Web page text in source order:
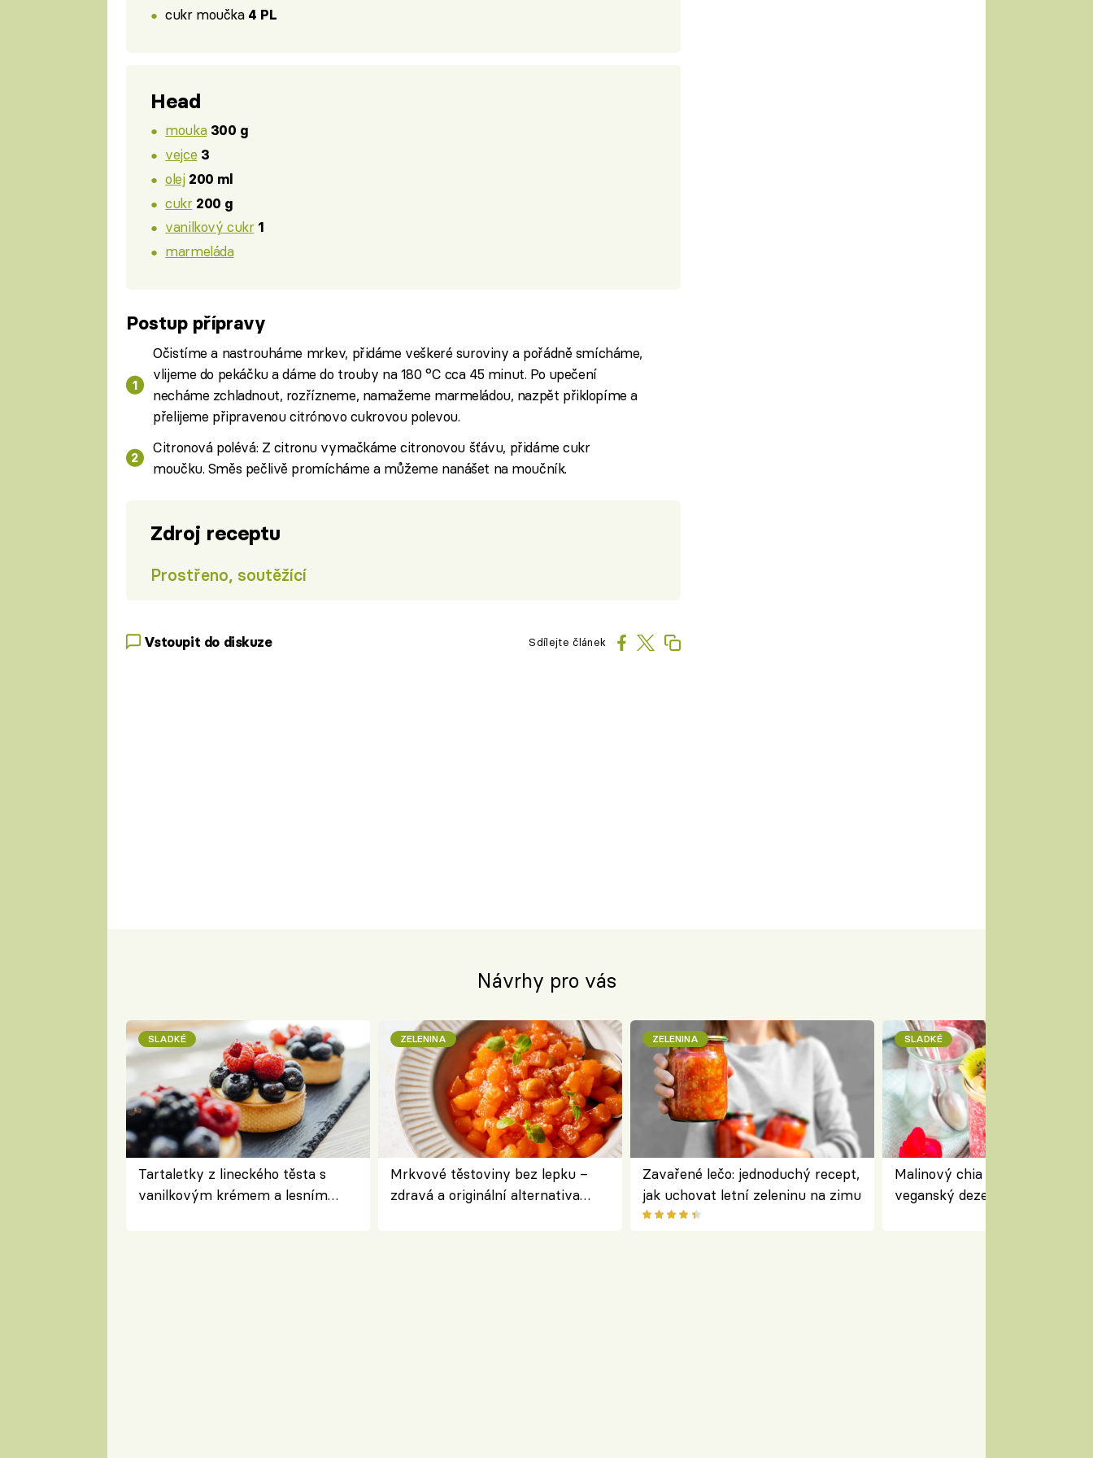
cukr moučka 4 PL
Head
mouka 300 g
vejce 3
olej 200 ml
cukr 200 g
vanilkový cukr 1
marmeláda
Postup přípravy
Očistíme a nastrouháme mrkev, přidáme veškeré suroviny a pořádně smícháme,
vlijeme do pekáčku a dáme do trouby na 180 °C cca 45 minut. Po upečení
necháme zchladnout, rozřízneme, namažeme marmeládou, nazpět přiklopíme a
přelijeme připravenou citrónovo cukrovou polevou.
Citronová polévá: Z citronu vymačkáme citronovou šťávu, přidáme cukr
moučku. Směs pečlivě promícháme a můžeme nanášet na moučník.
Zdroj receptu
Prostřeno, soutěžící
Vstoupit do diskuze Sdílejte článek
Návrhy pro vás
SLADKÉ
Tartaletky z lineckého těsta s
vanilkovým krémem a lesním
ZELENINA
Mrkvové těstoviny bez lepku –
zdravá a originální alternativa
ZELENINA
Zavařené lečo: jednoduchý recept,
jak uchovat letní zeleninu na zimu
SLADKÉ
Malinový chia pudink s
veganský dezert plný ovoce a